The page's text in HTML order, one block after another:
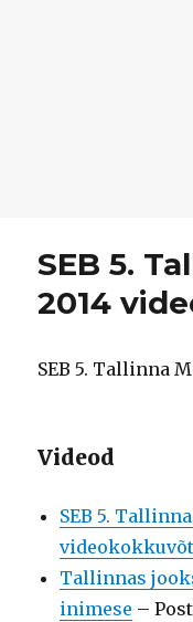
SEB 5.
2014
SEB 5. Tallinna
Videod
SEB 5.
Tallinnas
inimese –